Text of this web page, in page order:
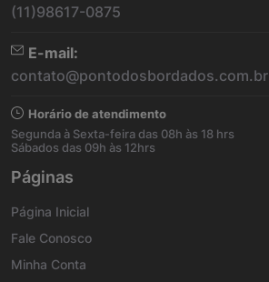
(11)98617-0875
E-mail:
contato@pontodosbordados.com.br
Horário de atendimento
Segunda à Sexta-feira das 08h às 18 hrs
Sábados das 09h às 12hrs
Páginas
Página Inicial
Fale Conosco
Minha Conta